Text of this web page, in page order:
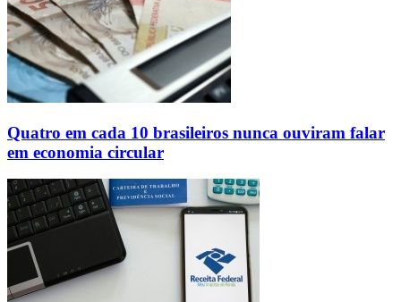
Quatro em cada 10 brasileiros nunca ouviram falar
em economia circular